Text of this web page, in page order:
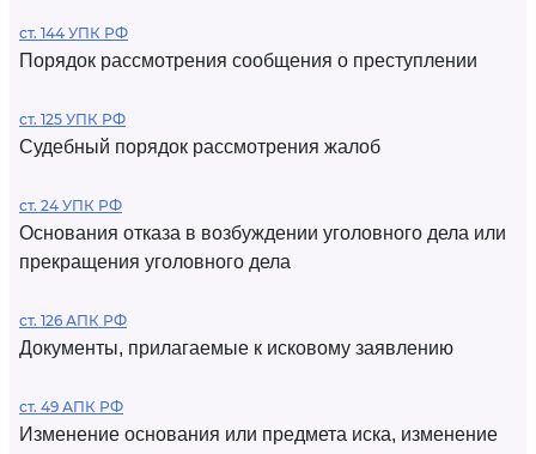
ст. 144 УПК РФ
Порядок рассмотрения сообщения о преступлении
ст. 125 УПК РФ
Судебный порядок рассмотрения жалоб
ст. 24 УПК РФ
Основания отказа в возбуждении уголовного дела или
прекращения уголовного дела
ст. 126 АПК РФ
Документы, прилагаемые к исковому заявлению
ст. 49 АПК РФ
Изменение основания или предмета иска, изменение